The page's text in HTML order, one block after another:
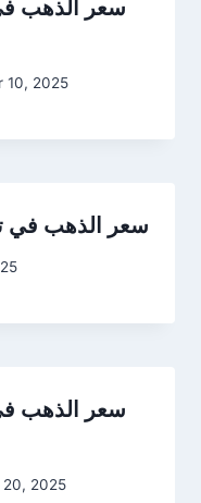
10, 2025
سعر الذهب في تركيا
20, 2025